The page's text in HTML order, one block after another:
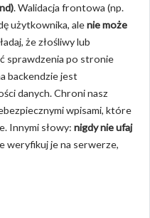
. Walidacja frontowa (np.
użytkownika, alenie może
że złośliwy lub
sprawdzenia po stronie
backendzie jest
danych. Chroni nasz
wpisami, które
Innymi słowy: nigdy nie ufaj
weryfikuj je na serwerze,